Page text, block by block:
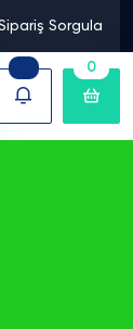
Sorgula
0